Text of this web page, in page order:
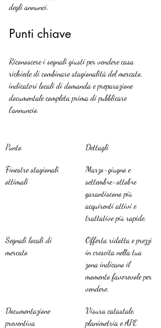
degli annunci.
Punti chiave
Riconoscere i segnali giusti per vendere casa
richiede di combinare stagionalità del mercato,
indicatori locali di domanda e preparazione
documentale completa prima di pubblicare
l’annuncio.
Punto Dettagli
Finestre stagionali
ottimali
Marzo-giugno e
settembre-ottobre
garantiscono più
acquirenti attivi e
trattative più rapide.
Segnali locali di
mercato
Offerta ridotta e prezzi
in crescita nella tua
zona indicano il
momento favorevole per
vendere.
Documentazione
preventiva
Visura catastale,
planimetria e APE